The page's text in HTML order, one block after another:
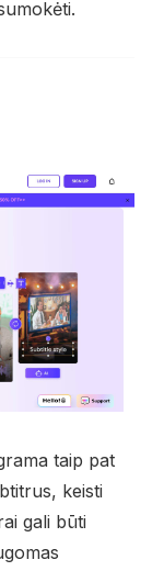
taip pat
keisti
gali būti